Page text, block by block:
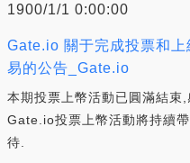
1900/1/1 0:00:00
Gate.io 關于完成投票和
易的公告_Gate.io
本期投票上幣活動已圓滿結束,
Gate.io投票上幣活動將持續
待.